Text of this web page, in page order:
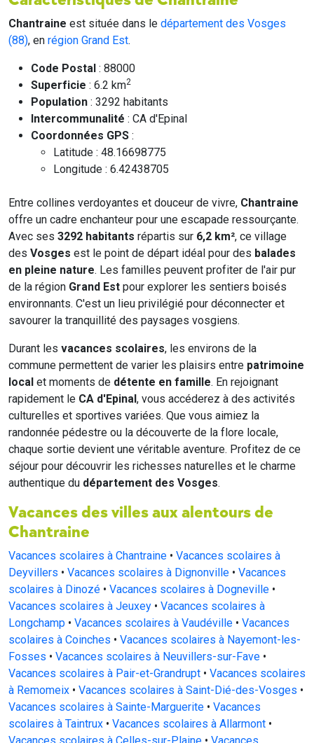
Chantraine est située dans le département des Vosges
(88), en région Grand Est.
Code Postal : 88000
Superficie : 6.2 km2
Population : 3292 habitants
Intercommunalité : CA d'Epinal
Coordonnées GPS :
Latitude : 48.16698775
Longitude : 6.42438705
Entre collines verdoyantes et douceur de vivre, Chantraine
offre un cadre enchanteur pour une escapade ressourçante.
Avec ses 3292 habitants répartis sur 6,2 km², ce village
des Vosges est le point de départ idéal pour des balades
en pleine nature. Les familles peuvent profiter de l'air pur
de la région Grand Est pour explorer les sentiers boisés
environnants. C'est un lieu privilégié pour déconnecter et
savourer la tranquillité des paysages vosgiens.
Durant les vacances scolaires, les environs de la
commune permettent de varier les plaisirs entre patrimoine
local et moments de détente en famille. En rejoignant
rapidement le CA d'Epinal, vous accéderez à des activités
culturelles et sportives variées. Que vous aimiez la
randonnée pédestre ou la découverte de la flore locale,
chaque sortie devient une véritable aventure. Profitez de ce
séjour pour découvrir les richesses naturelles et le charme
authentique du département des Vosges.
Vacances des villes aux alentours de
Chantraine
Vacances scolaires à Chantraine • Vacances scolaires à
Deyvillers • Vacances scolaires à Dignonville • Vacances
scolaires à Dinozé • Vacances scolaires à Dogneville •
Vacances scolaires à Jeuxey • Vacances scolaires à
Longchamp • Vacances scolaires à Vaudéville • Vacances
scolaires à Coinches • Vacances scolaires à Nayemont-les-
Fosses • Vacances scolaires à Neuvillers-sur-Fave •
Vacances scolaires à Pair-et-Grandrupt • Vacances scolaires
à Remomeix • Vacances scolaires à Saint-Dié-des-Vosges •
Vacances scolaires à Sainte-Marguerite • Vacances
scolaires à Taintrux • Vacances scolaires à Allarmont •